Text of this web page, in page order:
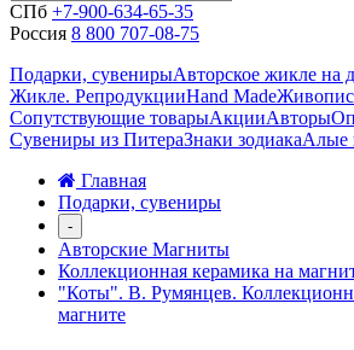
СПб +7-900-634-65-35
Россия 8 800 707-08-75
Подарки, сувенирыАвторское жикле на
Жикле. РепродукцииHand Made
Сопутствующие товарыАкцииАвторы
Сувениры из ПитераЗнаки зодиакаАлые
Главная
Подарки, сувениры
-
Авторские Магниты
Коллекционная керамика на
"Коты". В. Румянцев.
магните